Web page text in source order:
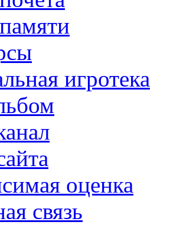
игротека
оценка
связь